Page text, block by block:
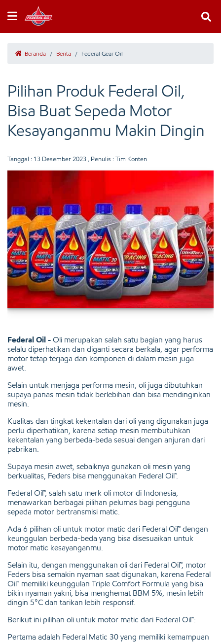
Beranda / Berita / Federal Gear Oil
Pilihan Produk Federal Oil,
Bisa Buat Sepeda Motor
Kesayanganmu Makin Dingin
Tanggal : 13 Desember 2023 , Penulis : Tim Konten
Federal Oil - Oli merupakan salah satu bagian yang harus
selalu diperhatikan dan diganti secara berkala, agar performa
motor tetap terjaga dan komponen di dalam mesin juga
awet.
Selain untuk menjaga performa mesin, oli juga dibutuhkan
supaya panas mesin tidak berlebihan dan bisa mendinginkan
mesin.
Kualitas dan tingkat kekentalan dari oli yang digunakan juga
perlu diperhatikan, karena setiap mesin membutuhkan
kekentalan yang berbeda-beda sesuai dengan anjuran dari
pabrikan.
Supaya mesin awet, sebaiknya gunakan oli mesin yang
berkualitas, Feders bisa menggunakan Federal Oil™.
Federal Oil™, salah satu merk oli motor di Indonesia,
menawarkan berbagai pilihan pelumas bagi pengguna
sepeda motor bertransmisi matic.
Ada 6 pilihan oli untuk motor matic dari Federal Oil™ dengan
keunggulan berbeda-beda yang bisa disesuaikan untuk
motor matic kesayanganmu.
Selain itu, dengan menggunakan oli dari Federal Oil™, motor
Feders bisa semakin nyaman saat digunakan, karena Federal
Oil™ memiliki keunggulan Triple Comfort Formula yang bisa
bikin nyaman yakni, bisa menghemat BBM 5%, mesin lebih
dingin 5°C dan tarikan lebih responsif.
Berikut ini pilihan oli untuk motor matic dari Federal Oil™:
Pertama adalah Federal Matic 30 yang memiliki kemampuan